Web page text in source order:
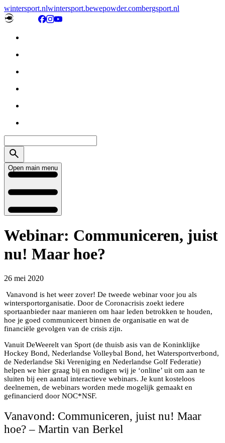
wintersport.nlwintersport.bewepowder.combergsport.nl
Open main menu
Webinar: Communiceren, juist
nu! Maar hoe?
26 mei 2020
Vanavond is het weer zover! De tweede webinar voor jou als
wintersportorganisatie. Door de Coronacrisis zoekt iedere
sportaanbieder naar manieren om haar leden betrokken te houden,
hoe je goed communiceert binnen de organisatie en wat de
financiële gevolgen van de crisis zijn.
Vanuit DeWeerelt van Sport (de thuisb asis van de Koninklijke
Hockey Bond, Nederlandse Volleybal Bond, het Watersportverbond,
de Nederlandse Ski Vereniging en Nederlandse Golf Federatie)
helpen we hier graag bij en nodigen wij je ‘online’ uit om aan te
sluiten bij een aantal interactieve webinars. Je kunt kosteloos
deelnemen, de webinars worden mede mogelijk gemaakt en
gefinancierd door NOC*NSF.
Vanavond: Communiceren, juist nu! Maar
hoe? – Martin van Berkel